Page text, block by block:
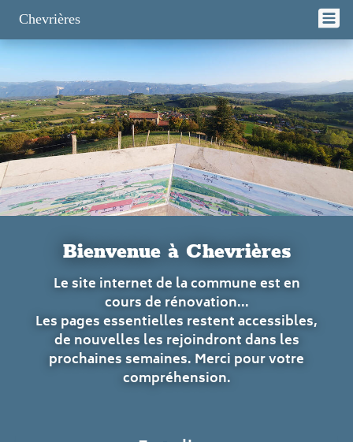
Chevrières
Bienvenue à Chevrières
Le site internet de la commune est en
cours de rénovation...
Les pages essentielles restent accessibles,
de nouvelles les rejoindront dans les
prochaines semaines. Merci pour votre
compréhension.